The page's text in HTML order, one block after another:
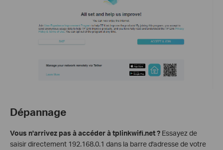
Dépannage
Vous n'arrivez pas à accéder à tplinkwifi.net ? Essayez de
saisir directement 192.168.0.1 dans la barre d'adresse de votre